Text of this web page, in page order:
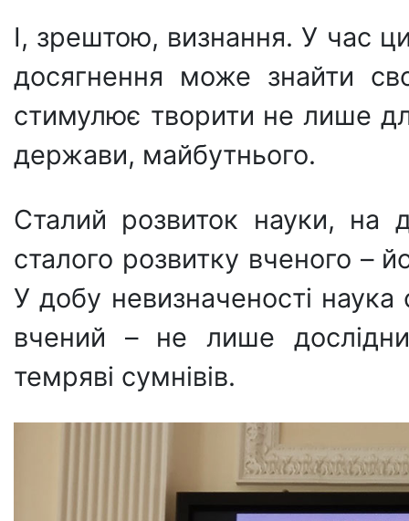
І, зрештою, визнання. У час
досягнення може знайти
стимулює творити не лише
держави, майбутнього.
Сталий розвиток науки, на
сталого розвитку вченого –
У добу невизначеності наука
вчений – не лише
темряві сумнівів.